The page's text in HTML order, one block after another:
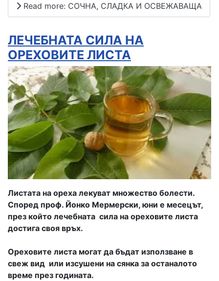
Read more: СОЧНА, СЛАДКА И ОСВЕЖАВАЩА
ЛЕЧЕБНАТА СИЛА НА
ОРЕХОВИТЕ ЛИСТА
Листата на ореха лекуват множество болести.
Според проф. Йонко Мермерски, юни е месецът,
през който лечебната сила на ореховите листа
достига своя връх.
Ореховите листа могат да бъдат използване в
свеж вид или изсушени на сянка за останалото
време през годината.